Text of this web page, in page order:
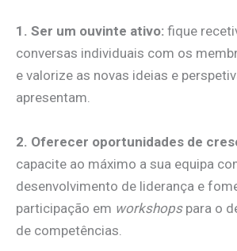
1. Ser um ouvinte ativo: fique
conversas individuais com os
e valorize as novas ideias e
apresentam.
2. Oferecer oportunidades de
capacite ao máximo a sua equipa
desenvolvimento de liderança e
participação em workshops para o
de competências.